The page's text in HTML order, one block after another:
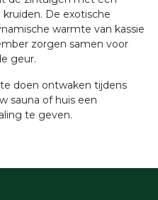
De exotische
warmte van kassie
zorgen samen voor
geur.
doen ontwaken tijdens
sauna of huis een
te geven.